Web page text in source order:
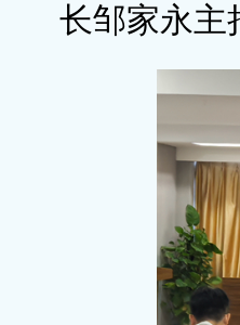
长邹家永主